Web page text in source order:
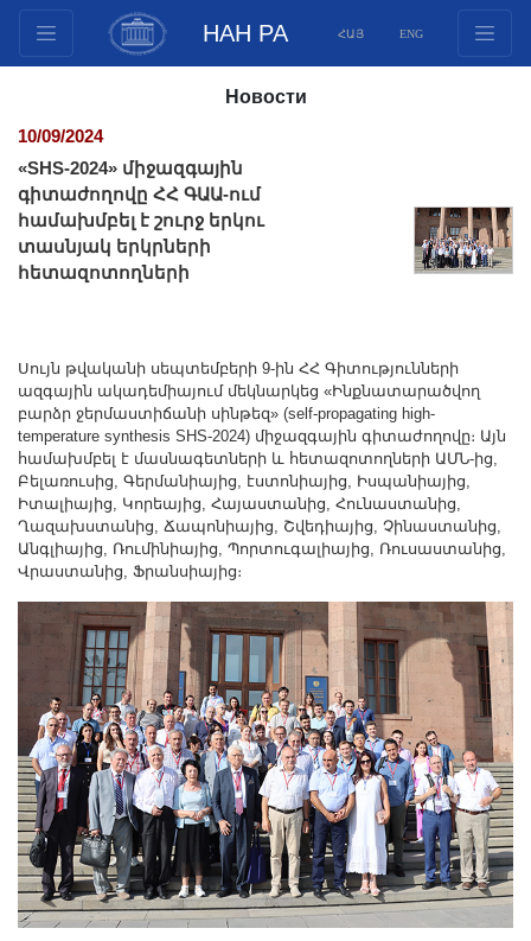
НАН РА ՀԱՅ ENG
Инновационные предложения
Публикации
Фонды
Международное сотрудничество
Молодежные программы
Фотогалерея
Видеогалерея
Веб ресурсы
Другие академии
Газета "Гитутюн"
Журнал "В мире науки"
Публикации в прессе
Анонсы
Юбилеи
Университеты
Новости
Научные результаты
Ученые диаспоры
Трибуна молодого ученого
Новости
10/09/2024
«SHS-2024» միջազգային
գիտաժողովը ՀՀ ԳԱԱ-ում
համախմբել է շուրջ երկու
տասնյակ երկրների
հետազոտողների
Սույն թվականի սեպտեմբերի 9-ին ՀՀ Գիտությունների
ազգային ակադեմիայում մեկնարկեց «Ինքնատարածվող
բարձր ջերմաստիճանի սինթեզ» (self-propagating high-
temperature synthesis SHS-2024) միջազգային գիտաժողովը։ Այն
համախմբել է մասնագետների և հետազոտողների ԱՄՆ-ից,
Բելառուսից, Գերմանիայից, էստոնիայից, Իսպանիայից,
Իտալիայից, Կորեայից, Հայաստանից, Հունաստանից,
Ղազախստանից, Ճապոնիայից, Շվեդիայից, Չինաստանից,
Անգլիայից, Ռումինիայից, Պորտուգալիայից, Ռուսաստանից,
Վրաստանից, Ֆրանսիայից։